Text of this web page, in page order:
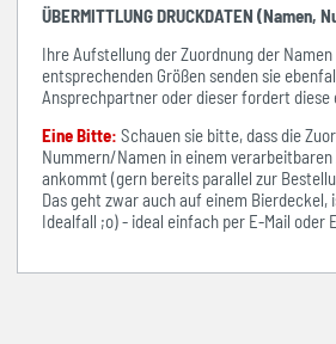
ÜBERMITTLUNG DRUCKDATEN (Namen,
Ihre Aufstellung der Zuordnung der
entsprechenden Größen senden sie
Ansprechpartner oder dieser fordert diese
Eine Bitte: Schauen sie bitte, dass die
Nummern/Namen in einem verarbeitbaren
ankommt (gern bereits parallel zur
Das geht zwar auch auf einem Bierdeckel,
Idealfall ;o) - ideal einfach per E-Mail oder